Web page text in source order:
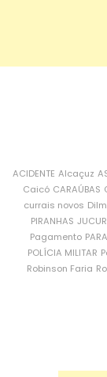
ACIDENTE Alcaçuz
Caicó CARAÚBAS
currais novos
PIRANHAS
Pagamento
POLÍCIA MILITAR
Robinson Faria